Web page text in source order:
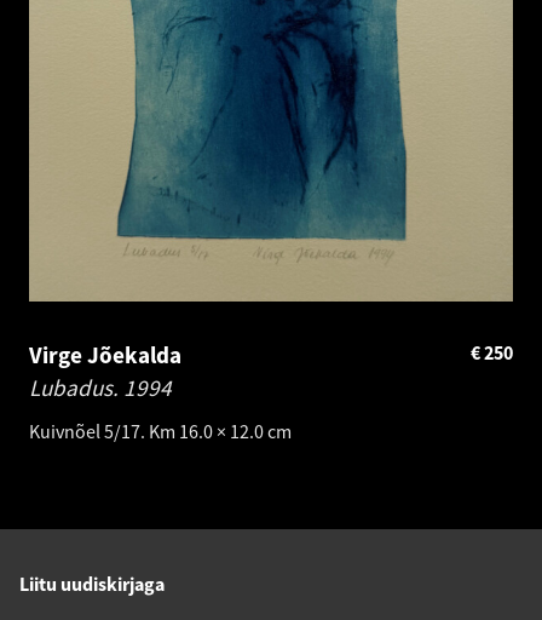
Virge Jõekalda
Lubadus. 1994
Kuivnõel 5/17. Km 16.0 × 12.0 cm
250
€
Liitu uudiskirjaga